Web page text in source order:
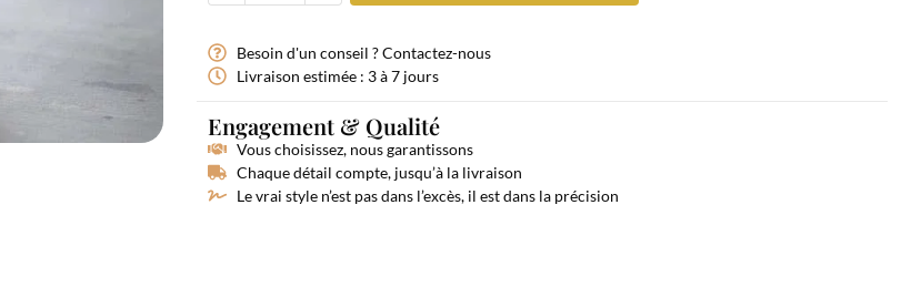
Besoin d'un conseil ? Contactez-nous
Livraison estimée : 3 à 7 jours
Engagement & Qualité
Vous choisissez, nous garantissons
Chaque détail compte, jusqu’à la livraison
Le vrai style n’est pas dans l’excès, il est dans la précision